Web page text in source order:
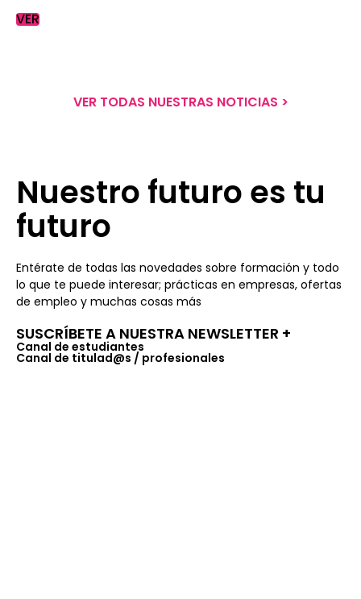
VER
VER TODAS NUESTRAS NOTICIAS >
Nuestro futuro es tu
futuro
Entérate de todas las novedades sobre formación y todo
lo que te puede interesar; prácticas en empresas, ofertas
de empleo y muchas cosas más
SUSCRÍBETE A NUESTRA NEWSLETTER +​
Canal de estudiantes
Canal de titulad@s / profesionales